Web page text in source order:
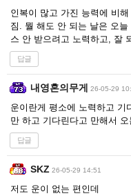
인복이 많고 가진 능력에 비
짐. 뭘 해도 안 되는 날은 오
스 안 받으려고 노력하고, 잘
답글
내영혼의무게 26-05-29
운이란게 평소에 노력하고 기
만 하고 기다린다고 만해서
답글
SKZ 26-05-29 14:51
저도 운이 없는 편인데